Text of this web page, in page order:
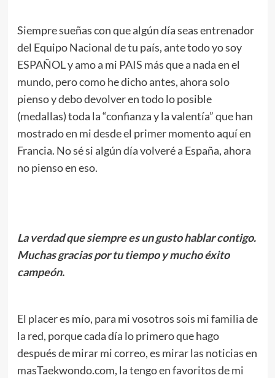
Siempre sueñas con que algún día seas entrenador
del Equipo Nacional de tu país, ante todo yo soy
ESPAÑOL y amo a mi PAIS más que a nada en el
mundo, pero como he dicho antes, ahora solo
pienso y debo devolver en todo lo posible
(medallas) toda la “confianza y la valentía” que han
mostrado en mi desde el primer momento aquí en
Francia. No sé si algún día volveré a España, ahora
no pienso en eso.
La verdad que siempre es un gusto hablar contigo.
Muchas gracias por tu tiempo y mucho éxito
campeón.
El placer es mío, para mi vosotros sois mi familia de
la red, porque cada día lo primero que hago
después de mirar mi correo, es mirar las noticias en
masTaekwondo.com, la tengo en favoritos de mi